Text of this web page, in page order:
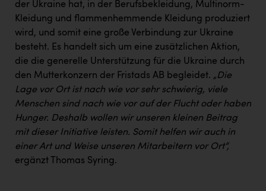
der Ukraine hat, in der Berufsbekleidung, Multinorm-
Kleidung und flammenhemmende Kleidung produziert
wird, und somit eine große Verbindung zur Ukraine
besteht. Es handelt sich um eine zusätzlichen Aktion,
die die generelle Unterstützung für die Ukraine durch
den Mutterkonzern der Fristads AB begleidet. „Die
Lage vor Ort ist nach wie vor sehr schwierig, viele
Menschen sind nach wie vor auf der Flucht oder haben
Hunger. Deshalb wollen wir unseren kleinen Beitrag
mit dieser Initiative leisten. Somit helfen wir auch in
einer Art und Weise unseren Mitarbeitern vor Ort“,
ergänzt Thomas Syring.